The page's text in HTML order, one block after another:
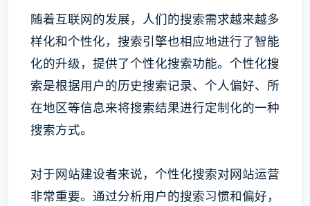
随着互联网的发展，人们的搜索需求越来越多
样化和个性化，搜索引擎也相应地进行了智能
化的升级，提供了个性化搜索功能。个性化搜
索是根据用户的历史搜索记录、个人偏好、所
在地区等信息来将搜索结果进行定制化的一种
搜索方式。
对于网站建设者来说，个性化搜索对网站运营
非常重要。通过分析用户的搜索习惯和偏好，